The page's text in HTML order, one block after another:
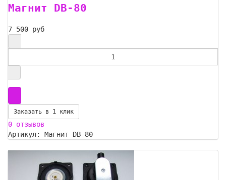
Магнит DB-80
7 500 руб
Заказать в 1 клик
0 отзывов
Артикул: Магнит DB-80